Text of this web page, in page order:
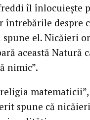
îl înlocuieşte
întrebările despre
spune el. Nicăieri
această Natură
nimic”.
spune că